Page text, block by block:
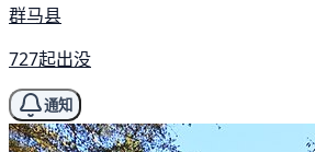
群马县
727起出没
通知